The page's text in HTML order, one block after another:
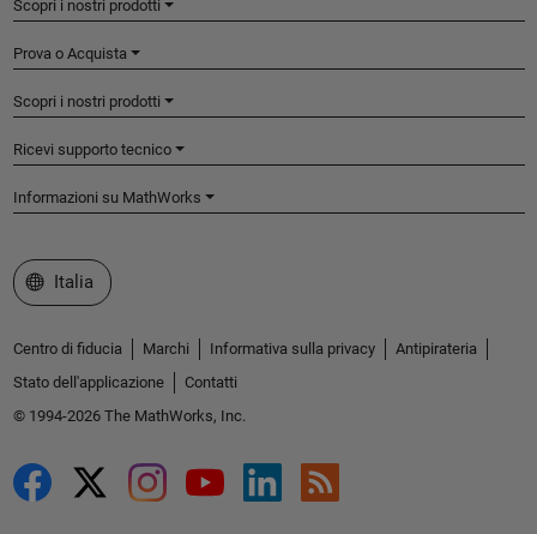
Scopri i nostri prodotti
Prova o Acquista
Scopri i nostri prodotti
Ricevi supporto tecnico
Informazioni su MathWorks
Seleziona un sito web
Italia
Centro di fiducia Marchi Informativa sulla privacy
Antipirateria
Stato dell'applicazione
Contatti
© 1994-2026 The MathWorks, Inc.